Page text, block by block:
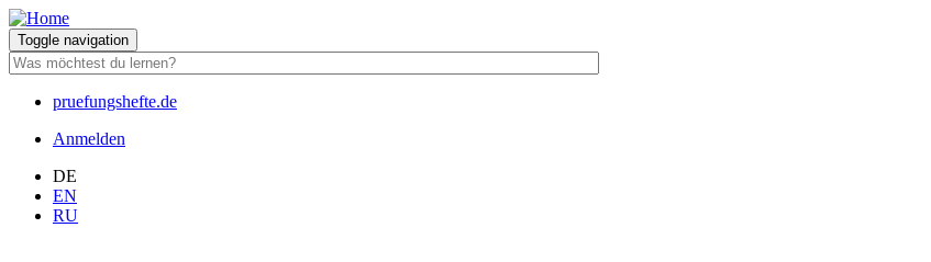
Direkt
zum
Inhalt
Toggle navigation
Hauptnavigation
pruefungshefte.de
Benutzermenü
Anmelden
DE
EN
RU